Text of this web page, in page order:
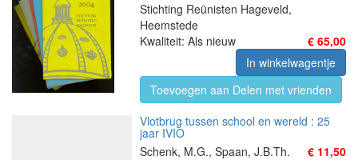
Stichting Reünisten Hageveld,
Heemstede
€ 65,00
Kwaliteit: Als nieuw
In winkelwagentje
Toevoegen aan Delen met vrienden
Vlotbrug tussen school en wereld : 25
jaar IVIO
Schenk, M.G., Spaan, J.B.Th.
€ 11,50